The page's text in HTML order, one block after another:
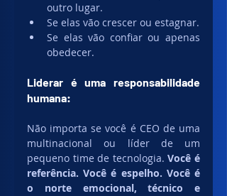
outro lugar.
Se elas vão crescer ou estagnar.
Se elas vão confiar ou apenas
obedecer.
Liderar é uma responsabilidade
humana:
Não importa se você é CEO de uma
multinacional ou líder de um
pequeno time de tecnologia. Você é
referência. Você é espelho. Você é
o norte emocional, técnico e